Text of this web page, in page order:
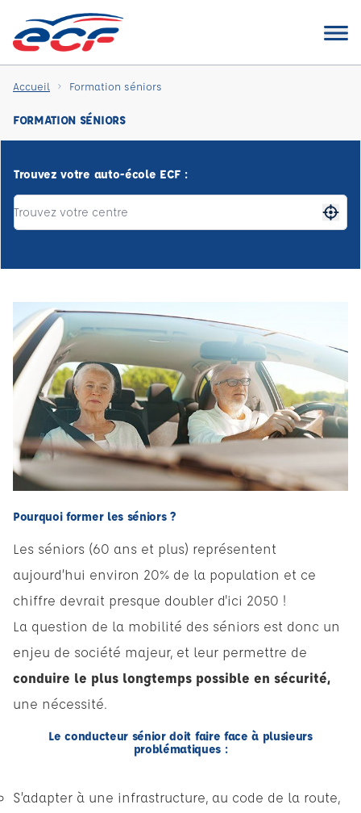
Accueil Formation séniors
FORMATION SÉNIORS
Trouvez votre auto-école ECF :
Me
Pourquoi former les séniors ?
Les séniors (60 ans et plus) représentent
aujourd’hui environ 20% de la population et ce
chiffre devrait presque doubler d'ici 2050 !
La question de la mobilité des séniors est donc un
enjeu de société majeur, et leur permettre de
conduire le plus longtemps possible en sécurité,
une nécessité.
Le conducteur sénior doit faire face à plusieurs
problématiques :
S’adapter à une infrastructure, au code de la route,